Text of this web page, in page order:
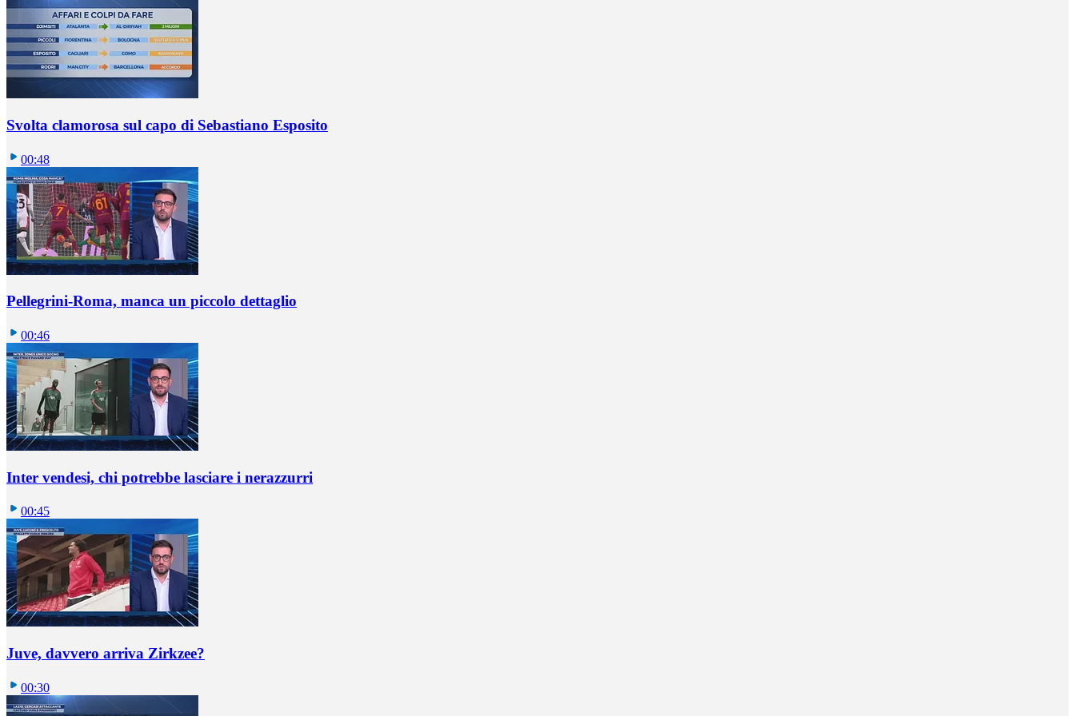
Svolta clamorosa sul capo di Sebastiano Esposito
00:48
Pellegrini-Roma, manca un piccolo dettaglio
00:46
Inter vendesi, chi potrebbe lasciare i nerazzurri
00:45
Juve, davvero arriva Zirkzee?
00:30